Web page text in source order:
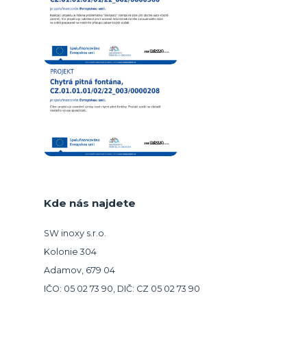
Kde nás najdete
SW inoxy s.r.o.
Kolonie 304
Adamov, 679 04
IČO: 05 02 73 90, DIČ: CZ 05 02 73 90